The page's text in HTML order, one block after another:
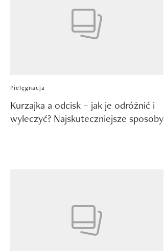
Pielęgnacja
Kurzajka a odcisk – jak je odróżnić i
wyleczyć? Najskuteczniejsze sposoby